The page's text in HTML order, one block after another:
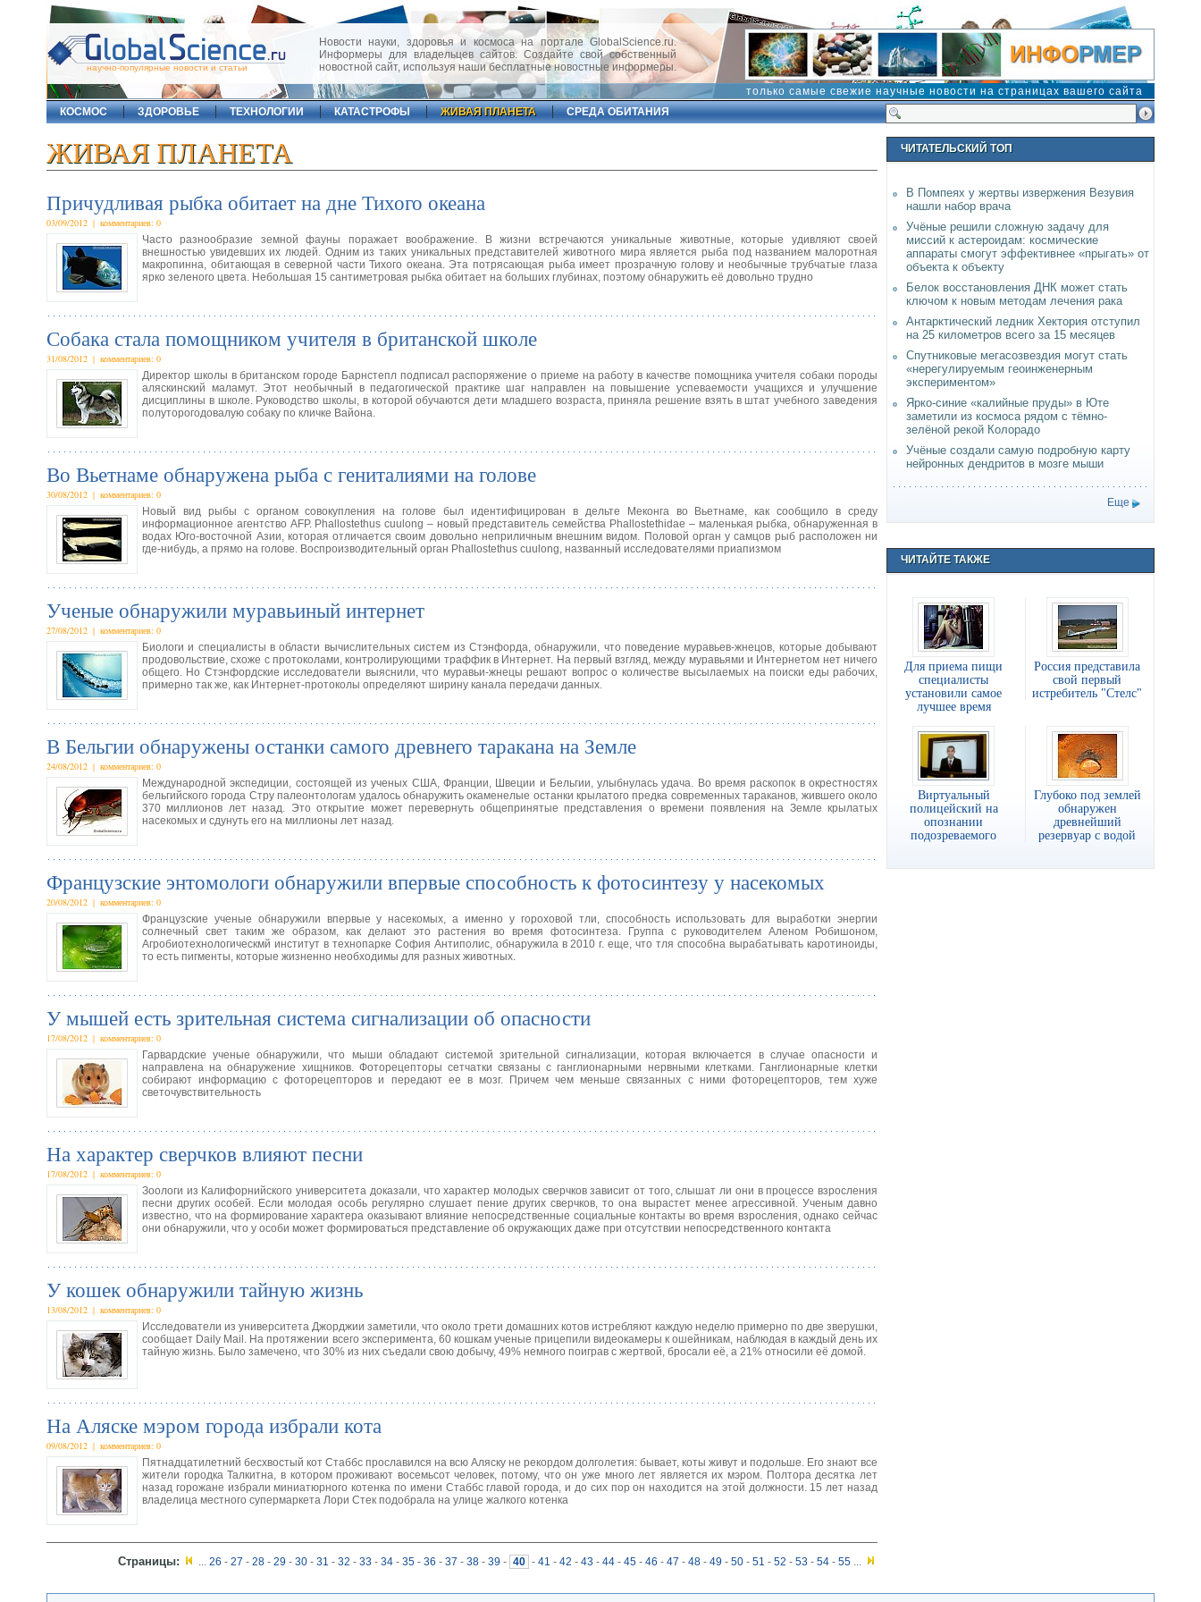
научно-популярные новости и статьи
Новости науки, здоровья и космоса на портале GlobalScience.ru.
Информеры для владельцев сайтов. Создайте свой собственный
новостной сайт, используя наши бесплатные новостные информеры.
только самые свежие научные новости на страницах вашего сайта
КОСМОС
ЗДОРОВЬЕ ТЕХНОЛОГИИ КАТАСТРОФЫ ЖИВАЯ ПЛАНЕТА СРЕДА ОБИТАНИЯ
ЖИВАЯ ПЛАНЕТА
Причудливая рыбка обитает на дне Тихого океана
03/09/2012 | комментариев: 0
Часто разнообразие земной фауны поражает воображение. В жизни встречаются уникальные животные, которые удивляют своей
внешностью увидевших их людей. Одним из таких уникальных представителей животного мира является рыба под названием малоротная
макропинна, обитающая в северной части Тихого океана. Эта потрясающая рыба имеет прозрачную голову и необычные трубчатые глаза
ярко зеленого цвета. Небольшая 15 сантиметровая рыбка обитает на больших глубинах, поэтому обнаружить её довольно трудно
Собака стала помощником учителя в британской школе
31/08/2012 | комментариев: 0
Директор школы в британском городе Барнстепл подписал распоряжение о приеме на работу в качестве помощника учителя собаки породы
аляскинский маламут. Этот необычный в педагогической практике шаг направлен на повышение успеваемости учащихся и улучшение
дисциплины в школе. Руководство школы, в которой обучаются дети младшего возраста, приняла решение взять в штат учебного заведения
полуторогодовалую собаку по кличке Вайона.
Во Вьетнаме обнаружена рыба с гениталиями на голове
30/08/2012 | комментариев: 0
Новый вид рыбы с органом совокупления на голове был идентифицирован в дельте Меконга во Вьетнаме, как сообщило в среду
информационное агентство AFP. Phallostethus cuulong – новый представитель семейства Phallostethidae – маленькая рыбка, обнаруженная в
водах Юго-восточной Азии, которая отличается своим довольно неприличным внешним видом. Половой орган у самцов рыб расположен ни
где-нибудь, а прямо на голове. Воспроизводительный орган Phallostethus cuulong, названный исследователями приапизмом
Ученые обнаружили муравьиный интернет
27/08/2012 | комментариев: 0
Биологи и специалисты в области вычислительных систем из Стэнфорда, обнаружили, что поведение муравьев-жнецов, которые добывают
продовольствие, схоже с протоколами, контролирующими траффик в Интернет. На первый взгляд, между муравьями и Интернетом нет ничего
общего. Но Стэнфордские исследователи выяснили, что муравьи-жнецы решают вопрос о количестве высылаемых на поиски еды рабочих,
примерно так же, как Интернет-протоколы определяют ширину канала передачи данных.
В Бельгии обнаружены останки самого древнего таракана на Земле
24/08/2012 | комментариев: 0
Международной экспедиции, состоящей из ученых США, Франции, Швеции и Бельгии, улыбнулась удача. Во время раскопок в окрестностях
бельгийского города Стру палеонтологам удалось обнаружить окаменелые останки крылатого предка современных тараканов, жившего около
370 миллионов лет назад. Это открытие может перевернуть общепринятые представления о времени появления на Земле крылатых
насекомых и сдунуть его на миллионы лет назад.
Французские энтомологи обнаружили впервые способность к фотосинтезу у насекомых
20/08/2012 | комментариев: 0
Французские ученые обнаружили впервые у насекомых, а именно у гороховой тли, способность использовать для выработки энергии
солнечный свет таким же образом, как делают это растения во время фотосинтеза. Группа с руководителем Аленом Робишоном,
Агробиотехнологическмй институт в технопарке София Антиполис, обнаружила в 2010 г. еще, что тля способна вырабатывать каротиноиды,
то есть пигменты, которые жизненно необходимы для разных животных.
У мышей есть зрительная система сигнализации об опасности
17/08/2012 | комментариев: 0
Гарвардские ученые обнаружили, что мыши обладают системой зрительной сигнализации, которая включается в случае опасности и
направлена на обнаружение хищников. Фоторецепторы сетчатки связаны с ганглионарными нервными клетками. Ганглионарные клетки
собирают информацию с фоторецепторов и передают ее в мозг. Причем чем меньше связанных с ними фоторецепторов, тем хуже
светочувствительность
На характер сверчков влияют песни
17/08/2012 | комментариев: 0
Зоологи из Калифорнийского университета доказали, что характер молодых сверчков зависит от того, слышат ли они в процессе взросления
песни других особей. Если молодая особь регулярно слушает пение других сверчков, то она вырастет менее агрессивной. Ученым давно
известно, что на формирование характера оказывают влияние непосредственные социальные контакты во время взросления, однако сейчас
они обнаружили, что у особи может формироваться представление об окружающих даже при отсутствии непосредственного контакта
У кошек обнаружили тайную жизнь
13/08/2012 | комментариев: 0
Исследователи из университета Джорджии заметили, что около трети домашних котов истребляют каждую неделю примерно по две зверушки,
сообщает Daily Mail. На протяжении всего эксперимента, 60 кошкам ученые прицепили видеокамеры к ошейникам, наблюдая в каждый день их
тайную жизнь. Было замечено, что 30% из них съедали свою добычу, 49% немного поиграв с жертвой, бросали её, а 21% относили её домой.
На Аляске мэром города избрали кота
09/08/2012 | комментариев: 0
Пятнадцатилетний бесхвостый кот Стаббс прославился на всю Аляску не рекордом долголетия: бывает, коты живут и подольше. Его знают все
жители городка Талкитна, в котором проживают восемьсот человек, потому, что он уже много лет является их мэром. Полтора десятка лет
назад горожане избрали миниатюрного котенка по имени Стаббс главой города, и до сих пор он находится на этой должности. 15 лет назад
владелица местного супермаркета Лори Стек подобрала на улице жалкого котенка
Страницы: ... 26 - 27 - 28 - 29 - 30 - 31 - 32 - 33 - 34 - 35 - 36 - 37 - 38 - 39 - 40 - 41 - 42 - 43 - 44 - 45 - 46 - 47 - 48 - 49 - 50 - 51 - 52 - 53 - 54 - 55 ...
ЧИТАТЕЛЬСКИЙ ТОП
В Помпеях у жертвы извержения Везувия
нашли набор врача
Учёные решили сложную задачу для
миссий к астероидам: космические
аппараты смогут эффективнее «прыгать» от
объекта к объекту
Белок восстановления ДНК может стать
ключом к новым методам лечения рака
Антарктический ледник Хектория отступил
на 25 километров всего за 15 месяцев
Спутниковые мегасозвездия могут стать
«нерегулируемым геоинженерным
экспериментом»
Ярко-синие «калийные пруды» в Юте
заметили из космоса рядом с тёмно-
зелёной рекой Колорадо
Учёные создали самую подробную карту
нейронных дендритов в мозге мыши
Еще
ЧИТАЙТЕ ТАКЖЕ
Для приема пищи
специалисты
установили самое
лучшее время
Россия представила
свой первый
истребитель "Стелс"
Виртуальный
полицейский на
опознании
подозреваемого
Глубоко под землей
обнаружен
древнейший
резервуар с водой